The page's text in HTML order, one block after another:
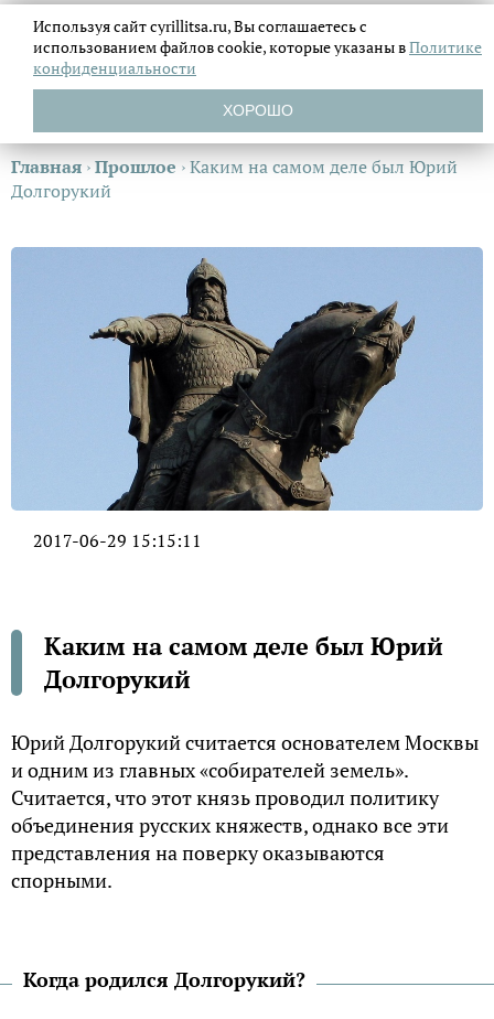
Главная ›Прошлое ›Каким на самом деле был Юрий
Долгорукий
2017-06-29 15:15:11
Каким на самом деле был Юрий
Долгорукий
Юрий Долгорукий считается основателем Москвы
и одним из главных «собирателей земель».
Считается, что этот князь проводил политику
объединения русских княжеств, однако все эти
представления на поверку оказываются
спорными.
Когда родился Долгорукий?
Используя сайт cyrillitsa.ru, Вы соглашаетесь с
использованием файловcookie, которые указаны вПолитике
конфиденциальности
ХОРОШО